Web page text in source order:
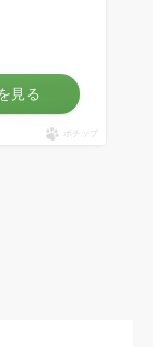
見る
ポチップ